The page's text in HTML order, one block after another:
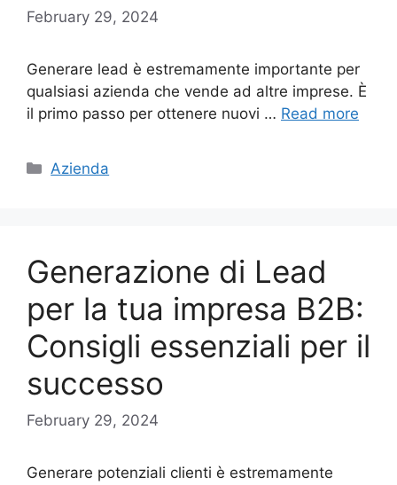
February 29, 2024
Generare lead è estremamente importante per
qualsiasi azienda che vende ad altre imprese. È
il primo passo per ottenere nuovi … Read more
Categories
Azienda
Generazione di Lead
per la tua impresa B2B:
Consigli essenziali per il
successo
February 29, 2024
Generare potenziali clienti è estremamente